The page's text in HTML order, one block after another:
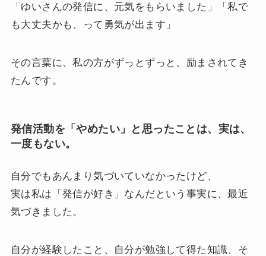
「ゆいさんの発信に、元気をもらいました」「私で
も大丈夫かも、って勇気が出ます」
その言葉に、私の方がずっとずっと、励まされてき
たんです。
発信活動を「やめたい」と思ったことは、実は、
一度もない。
自分でもあんまり気づいていなかったけど、
実は私は「発信が好き」なんだという事実に、最近
気づきました。
自分が経験したこと、自分が勉強して得た知識、そ